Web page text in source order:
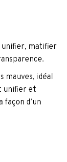
unifier, matifier
mauves, idéal
unifier et
d’un